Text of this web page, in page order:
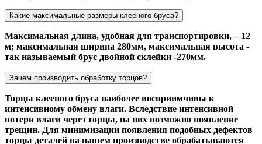
Какие максимальные размеры клееного бруса?
Максимальная длина, удобная для транспортировки, – 12
м; максимальная ширина 280мм, максимальная высота -
так называемый брус двойной склейки -270мм.
Зачем производить обработку торцов?
Торцы клееного бруса наиболее восприимчивы к
интенсивному обмену влаги. Вследствие интенсивной
потери влаги через торцы, на них возможно появление
трещин. Для минимизации появления подобных дефектов
торцы деталей на нашем производстве обрабатываются